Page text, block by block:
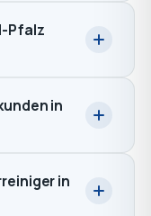
Pfalz
in
in